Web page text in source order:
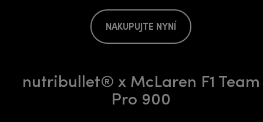
NAKUPUJTE NYNÍ
nutribullet® x McLaren F1 Team
Pro 900